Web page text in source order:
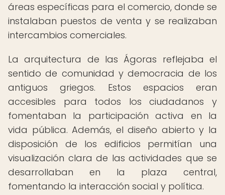
áreas específicas para el comercio, donde se
instalaban puestos de venta y se realizaban
intercambios comerciales.
La arquitectura de las Ágoras reflejaba el
sentido de comunidad y democracia de los
antiguos griegos. Estos espacios eran
accesibles para todos los ciudadanos y
fomentaban la participación activa en la
vida pública. Además, el diseño abierto y la
disposición de los edificios permitían una
visualización clara de las actividades que se
desarrollaban en la plaza central,
fomentando la interacción social y política.